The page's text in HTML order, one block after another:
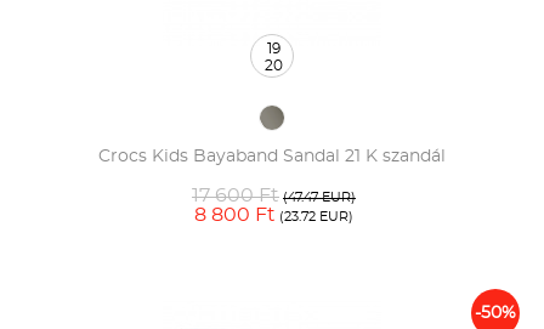
Crocs Kids Bayaband Sandal 21 K szandál
17 600 Ft (47.47 EUR)
8 800 Ft (23.72 EUR)
19
20
-50%